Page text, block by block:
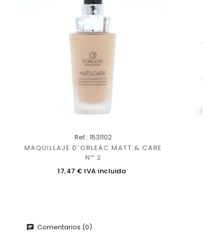
Ref.: 1531102
MAQUILLAJE D´ORLEAC MATT & CARE
Nº 2
Precio
17,47 € IVA incluido
Comentarios (0)